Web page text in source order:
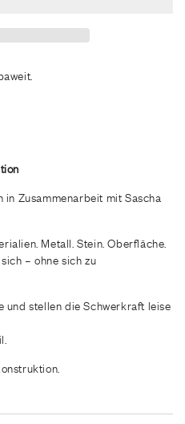
in Zusammenarbeit mit Sascha
Metall. Stein. Oberfläche.
– ohne sich zu
und stellen die Schwerkraft leise